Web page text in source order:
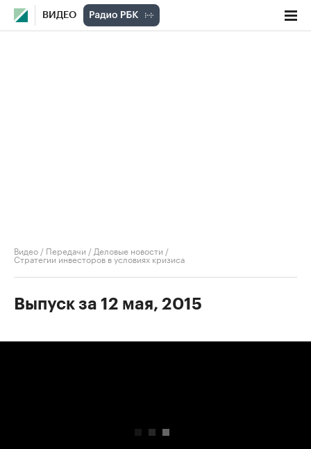
ВИДЕО
Видео / Передачи / Деловые новости /
Стратегии инвесторов в условиях кризиса
Выпуск за 12 мая, 2015